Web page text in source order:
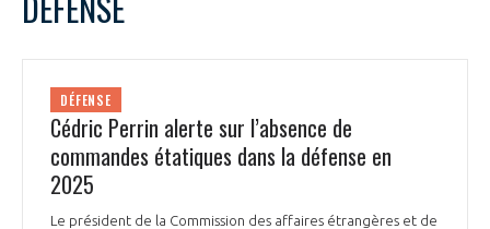
PRÉSENTATION
NOTRE VISION
NOS MISSIONS
ORGANISATION
FONCTIONNEMENT
1
13
18 19
24
DÉFENSE
Cédric Perrin alerte sur l’absence de
commandes étatiques dans la défense en
2025
Le président de la Commission des affaires étrangères et de